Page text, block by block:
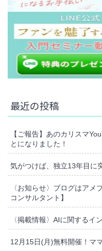
最近の投稿
【ご報告】あのカリスマ
とになりました！
気がつけば、独立13年目に
〈お知らせ〉ブログはアメ
コンサルタント】
〈掲載情報〉AIに関するイ
12月15日(月)無料開催！マ